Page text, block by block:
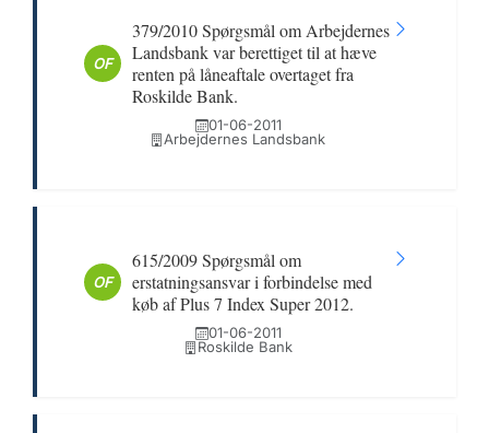
OF
379/2010 Spørgsmål om Arbejdernes
Landsbank var berettiget til at hæve
renten på låneaftale overtaget fra
Roskilde Bank.
01-06-2011
Arbejdernes Landsbank
OF
615/2009 Spørgsmål om
erstatningsansvar i forbindelse med
køb af Plus 7 Index Super 2012.
01-06-2011
Roskilde Bank